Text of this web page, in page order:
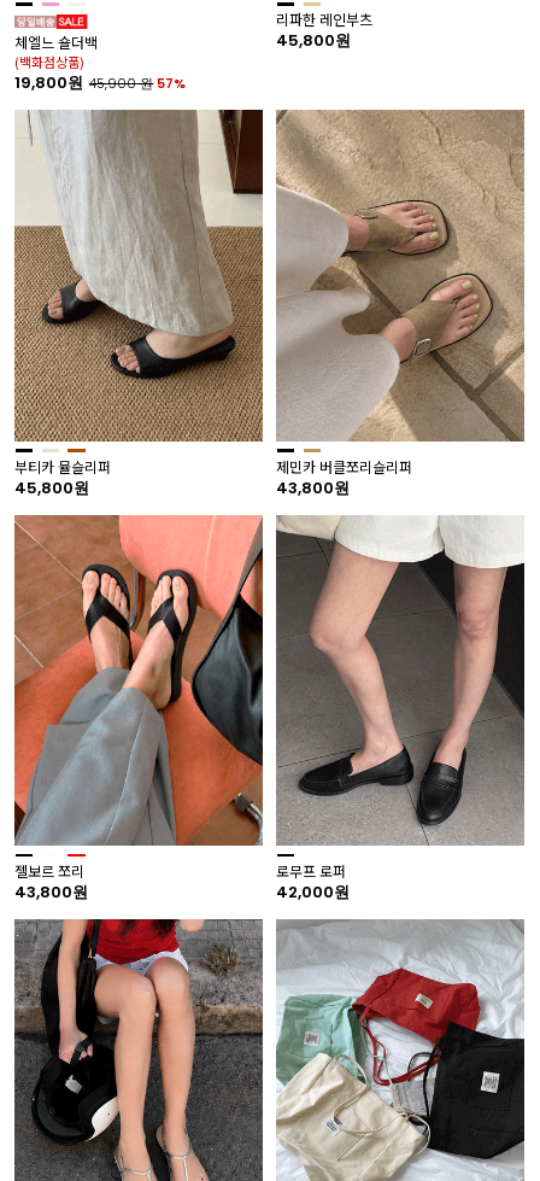
체엘느 숄더백
(백화점상품)
19,800원 45,900원 57%
리파한 레인부츠
45,800원
부티카 뮬슬리퍼
45,800원
제민카 버클쪼리슬리퍼
43,800원
젤보르 쪼리
43,800원
로무프 로퍼
42,000원